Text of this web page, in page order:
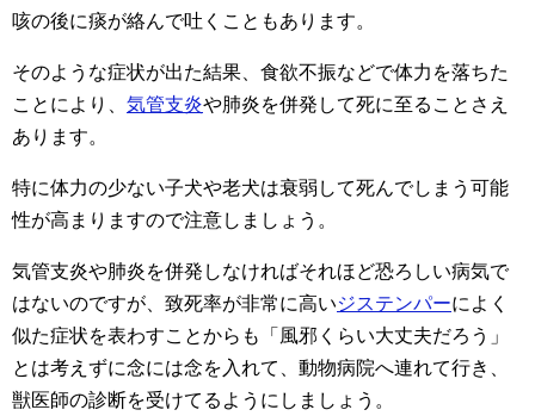
咳の後に痰が絡んで吐くこともあります。
そのような症状が出た結果、食欲不振などで体力を落ちた
ことにより、 気管支炎や肺炎を併発して死に至ることさえ
あります。
特に体力の少ない子犬や老犬は衰弱して死んでしまう可能
性が高まりますので注意しましょう。
気管支炎や肺炎を併発しなければそれほど恐ろしい病気で
はないのですが、致死率が非常に高いジステンパーによく
似た症状を表わすことからも「風邪くらい大丈夫だろう」
とは考えずに念には念を入れて、動物病院へ連れて行き、
獣医師の診断を受けてるようにしましょう。